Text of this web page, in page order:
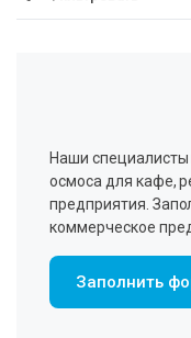
Наши специалисты
осмоса для кафе,
предприятия.
коммерческое
Заполнить